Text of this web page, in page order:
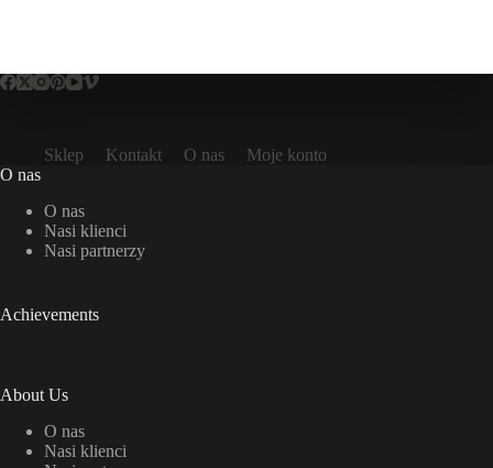
Sklep Kontakt O nas
Moje konto
O nas
O nas
Nasi klienci
Nasi partnerzy
Achievements
About Us
O nas
Nasi klienci